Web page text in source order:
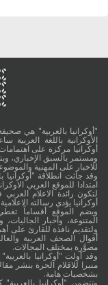
"أوكرانيا بالعربية" هي
الأوكرانية باللغة
أوكرانيا مركزة على
ومستمر بالسبق الإخباري،
للاخبار على المهنية
لتكون رائدة الاعلام
أوكرانيا يؤدي رسالته
ويضم الموقع أقساماً تغطي:
المتنوعة، وأخبار
ولتقديم نافذة للقارئ على
أقوال الصحف العربية
مصوَّرة بمختلف المجالات.
وقد أولت "أوكرانيا
منبرا للاقلام الحرة بنشر
بشخصيات هامة.